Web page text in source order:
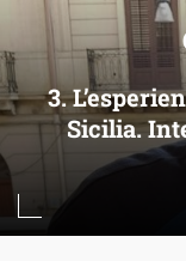
3.
Sicilia.